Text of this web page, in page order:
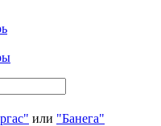
или "Банега"